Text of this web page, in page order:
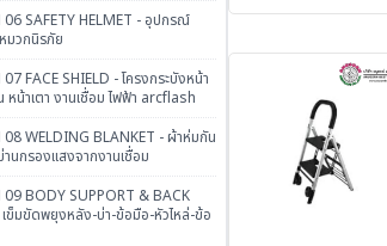
06 SAFETY HELMET - อุปกรณ์
มวกนิรภัย
FACE SHIELD - โครงกระบังหน้า
หน้าเตา งานเชื่อม ไฟฟ้า arcflash
08 WELDING BLANKET - ผ้าห่มกัน
านกรองแสงจากงานเชื่อม
09 BODY SUPPORT & BACK
เข็มขัดพยุงหลัง-บ่า-ข้อมือ-หัวไหล่-ข้อ